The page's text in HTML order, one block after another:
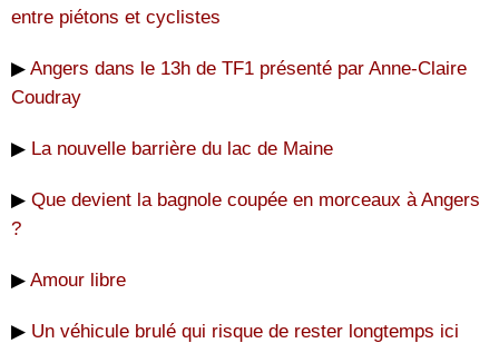
entre piétons et cyclistes
▶ Angers dans le 13h de TF1 présenté par Anne-Claire
Coudray
▶ La nouvelle barrière du lac de Maine
▶ Que devient la bagnole coupée en morceaux à Angers
?
▶ Amour libre
▶ Un véhicule brulé qui risque de rester longtemps ici